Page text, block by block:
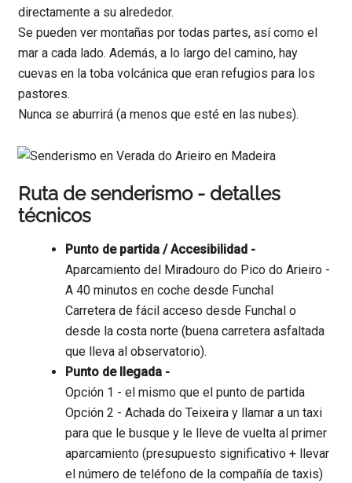
directamente a su alrededor.
Se pueden ver montañas por todas partes, así como el
mar a cada lado. Además, a lo largo del camino, hay
cuevas en la toba volcánica que eran refugios para los
pastores.
Nunca se aburrirá (a menos que esté en las nubes).
Ruta de senderismo - detalles
técnicos
Punto de partida / Accesibilidad -
Aparcamiento del Miradouro do Pico do Arieiro -
A 40 minutos en coche desde Funchal
Carretera de fácil acceso desde Funchal o
desde la costa norte (buena carretera asfaltada
que lleva al observatorio).
Punto de llegada -
Opción 1 - el mismo que el punto de partida
Opción 2 - Achada do Teixeira y llamar a un taxi
para que le busque y le lleve de vuelta al primer
aparcamiento (presupuesto significativo + llevar
el número de teléfono de la compañía de taxis)